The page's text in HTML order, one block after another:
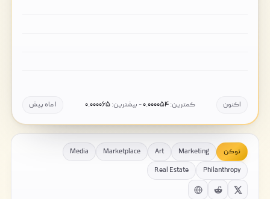
۱ ماه پیش کمترین:۰.۰۰۰۰۵۴- بیشترین:۰.۰۰۰۰۶۵ اکنون
توکن Marketing
Art
Marketplace
Media
Philanthropy
Real Estate